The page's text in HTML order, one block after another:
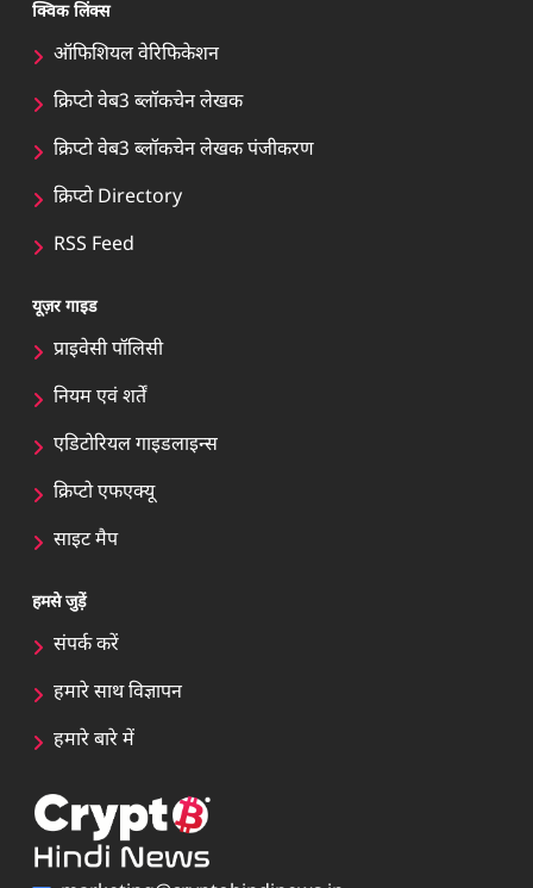
क्विक लिंक्स
ऑफिशियल वेरिफिकेशन
क्रिप्टो वेब3 ब्लॉकचेन लेखक
क्रिप्टो वेब3 ब्लॉकचेन लेखक पंजीकरण
क्रिप्टो Directory
RSS Feed
यूज़र गाइड
प्राइवेसी पॉलिसी
नियम एवं शर्तें
एडिटोरियल गाइडलाइन्स
क्रिप्टो एफएक्यू
साइट मैप
हमसे जुड़ें
संपर्क करें
हमारे साथ विज्ञापन
हमारे बारे में